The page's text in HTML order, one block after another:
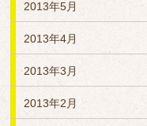
2013年5月
2013年4月
2013年3月
2013年2月